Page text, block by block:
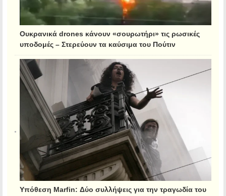
Ουκρανικά drones κάνουν «σουρωτήρι» τις ρωσικές
υποδομές – Στερεύουν τα καύσιμα του Πούτιν
Υπόθεση Marfin: Δύο συλλήψεις για την τραγωδία του